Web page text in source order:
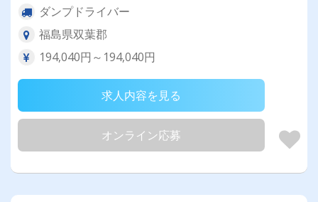
ダンプドライバー
福島県双葉郡
194,040円～194,040円
求人内容を見る
オンライン応募